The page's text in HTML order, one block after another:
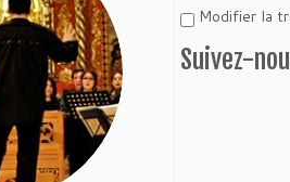
Modifier la
Suivez-